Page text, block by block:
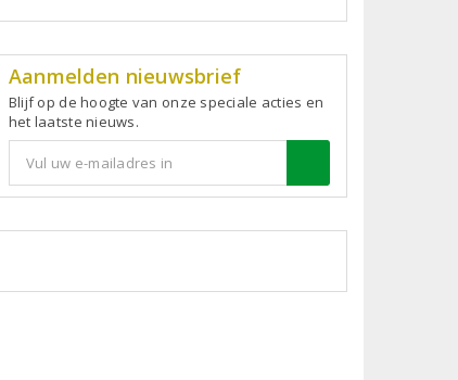
Aanmelden nieuwsbrief
Blijf op de hoogte van onze speciale acties en
het laatste nieuws.